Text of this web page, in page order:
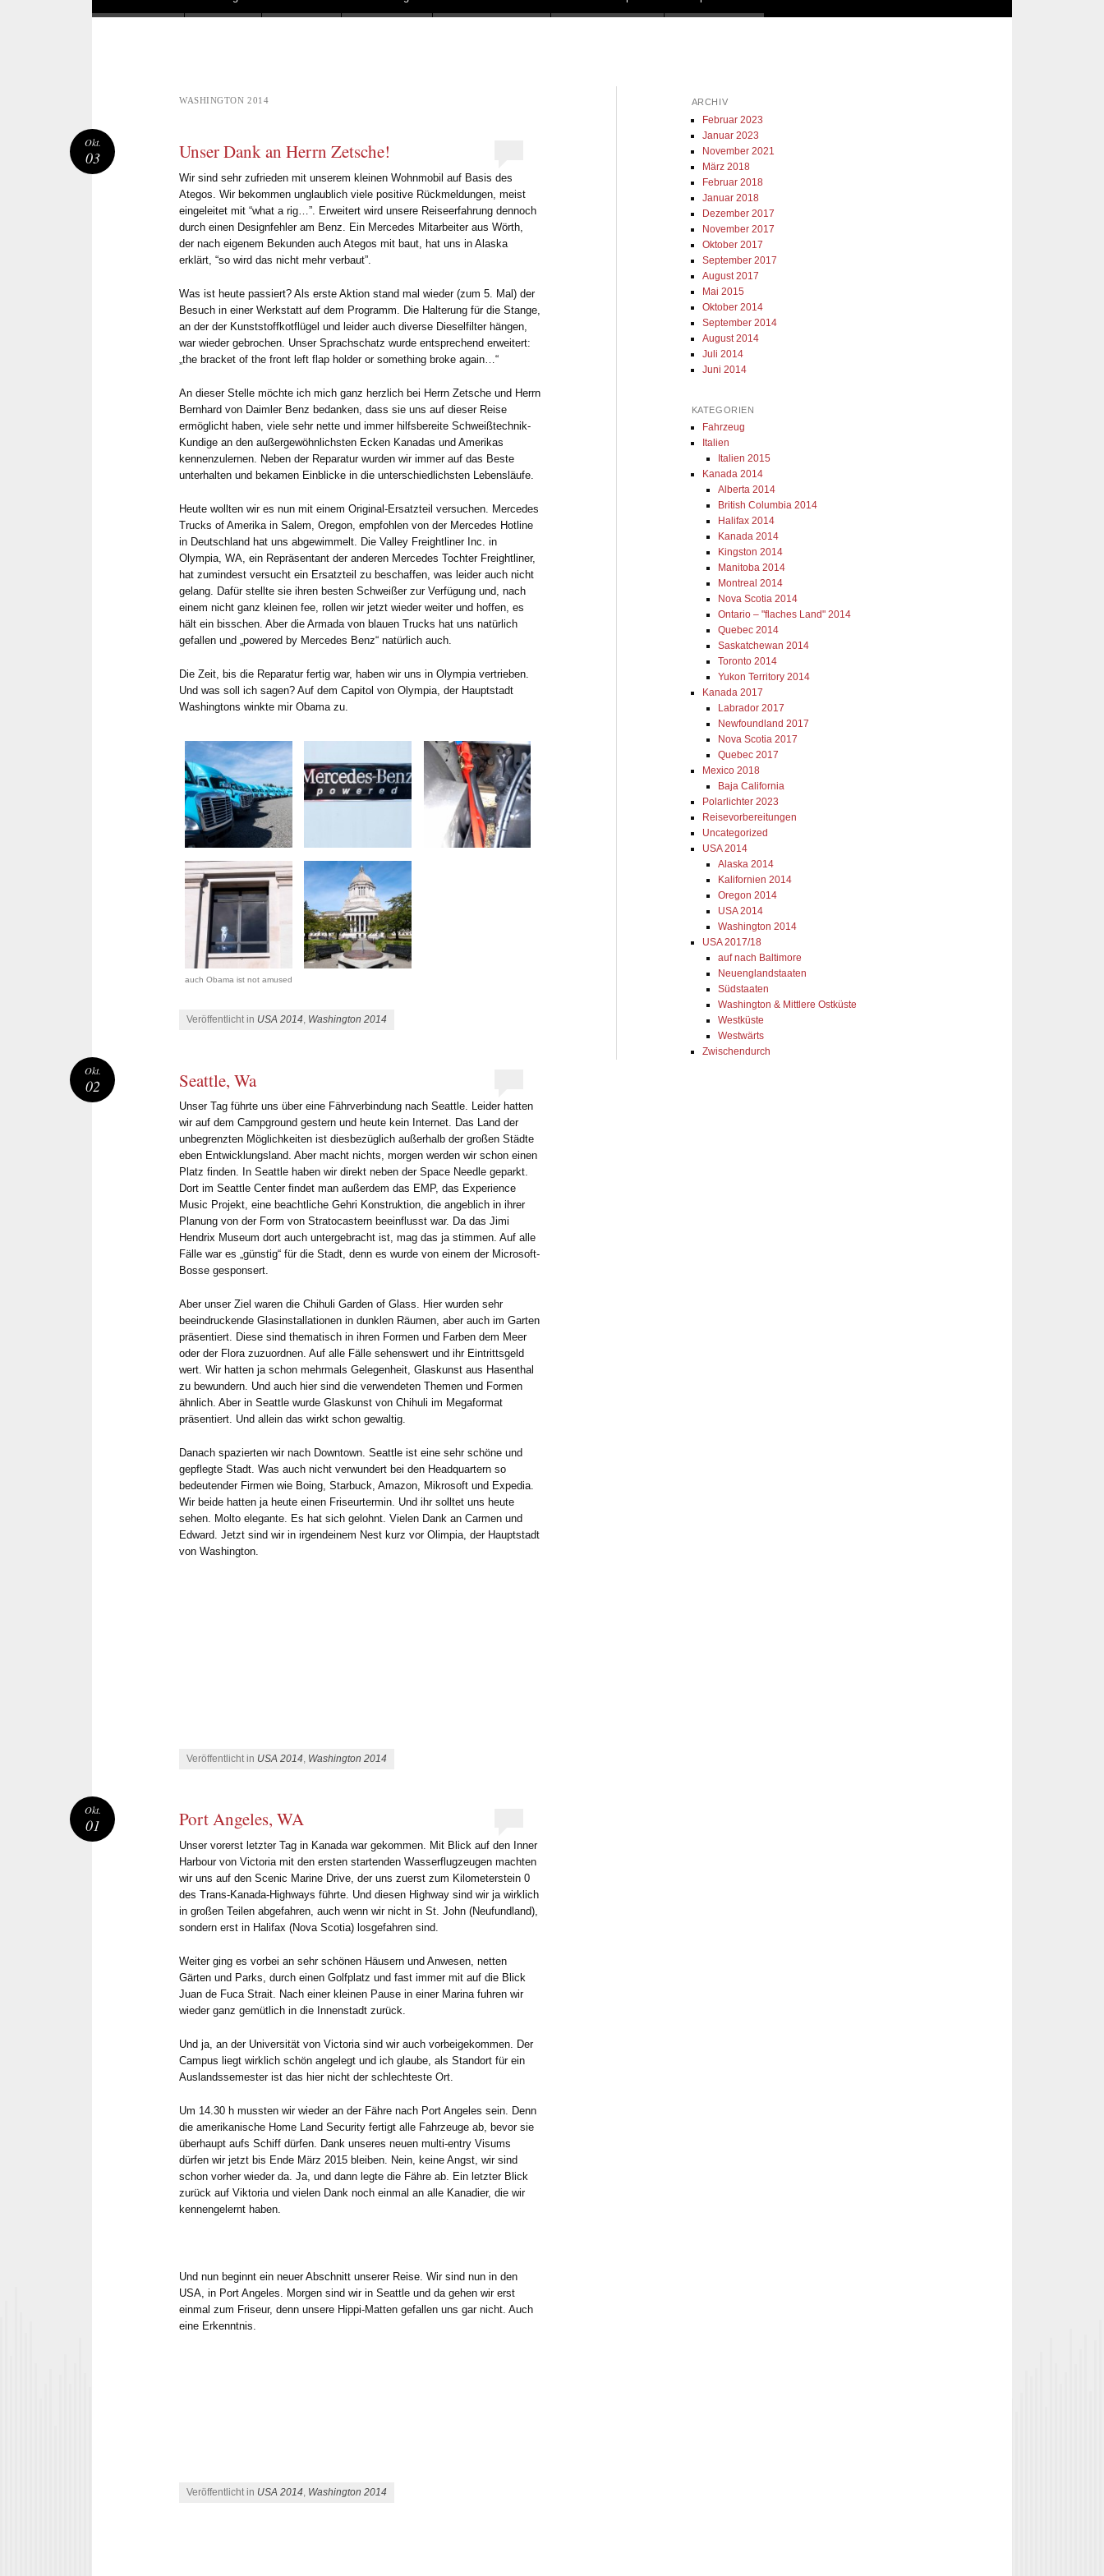
WASHINGTON 2014
Unser Dank an Herrn Zetsche!
Wir sind sehr zufrieden mit unserem kleinen Wohnmobil auf Basis des
Ategos. Wir bekommen unglaublich viele positive Rückmeldungen, meist
eingeleitet mit “what a rig…”. Erweitert wird unsere Reiseerfahrung dennoch
durch einen Designfehler am Benz. Ein Mercedes Mitarbeiter aus Wörth,
der nach eigenem Bekunden auch Ategos mit baut, hat uns in Alaska
erklärt, “so wird das nicht mehr verbaut”.
Was ist heute passiert? Als erste Aktion stand mal wieder (zum 5. Mal) der
Besuch in einer Werkstatt auf dem Programm. Die Halterung für die Stange,
an der der Kunststoffkotflügel und leider auch diverse Dieselfilter hängen,
war wieder gebrochen. Unser Sprachschatz wurde entsprechend erweitert:
„the bracket of the front left flap holder or something broke again…“
An dieser Stelle möchte ich mich ganz herzlich bei Herrn Zetsche und Herrn
Bernhard von Daimler Benz bedanken, dass sie uns auf dieser Reise
ermöglicht haben, viele sehr nette und immer hilfsbereite Schweißtechnik-
Kundige an den außergewöhnlichsten Ecken Kanadas und Amerikas
kennenzulernen. Neben der Reparatur wurden wir immer auf das Beste
unterhalten und bekamen Einblicke in die unterschiedlichsten Lebensläufe.
Heute wollten wir es nun mit einem Original-Ersatzteil versuchen. Mercedes
Trucks of Amerika in Salem, Oregon, empfohlen von der Mercedes Hotline
in Deutschland hat uns abgewimmelt. Die Valley Freightliner Inc. in
Olympia, WA, ein Repräsentant der anderen Mercedes Tochter Freightliner,
hat zumindest versucht ein Ersatzteil zu beschaffen, was leider auch nicht
gelang. Dafür stellte sie ihren besten Schweißer zur Verfügung und, nach
einem nicht ganz kleinen fee, rollen wir jetzt wieder weiter und hoffen, es
hält ein bisschen. Aber die Armada von blauen Trucks hat uns natürlich
gefallen und „powered by Mercedes Benz“ natürlich auch.
Die Zeit, bis die Reparatur fertig war, haben wir uns in Olympia vertrieben.
Und was soll ich sagen? Auf dem Capitol von Olympia, der Hauptstadt
Washingtons winkte mir Obama zu.
auch Obama ist not amused
Veröffentlicht in USA 2014, Washington 2014
Okt.
03
Seattle, Wa
Unser Tag führte uns über eine Fährverbindung nach Seattle. Leider hatten
wir auf dem Campground gestern und heute kein Internet. Das Land der
unbegrenzten Möglichkeiten ist diesbezüglich außerhalb der großen Städte
eben Entwicklungsland. Aber macht nichts, morgen werden wir schon einen
Platz finden. In Seattle haben wir direkt neben der Space Needle geparkt.
Dort im Seattle Center findet man außerdem das EMP, das Experience
Music Projekt, eine beachtliche Gehri Konstruktion, die angeblich in ihrer
Planung von der Form von Stratocastern beeinflusst war. Da das Jimi
Hendrix Museum dort auch untergebracht ist, mag das ja stimmen. Auf alle
Fälle war es „günstig“ für die Stadt, denn es wurde von einem der Microsoft-
Bosse gesponsert.
Aber unser Ziel waren die Chihuli Garden of Glass. Hier wurden sehr
beeindruckende Glasinstallationen in dunklen Räumen, aber auch im Garten
präsentiert. Diese sind thematisch in ihren Formen und Farben dem Meer
oder der Flora zuzuordnen. Auf alle Fälle sehenswert und ihr Eintrittsgeld
wert. Wir hatten ja schon mehrmals Gelegenheit, Glaskunst aus Hasenthal
zu bewundern. Und auch hier sind die verwendeten Themen und Formen
ähnlich. Aber in Seattle wurde Glaskunst von Chihuli im Megaformat
präsentiert. Und allein das wirkt schon gewaltig.
Danach spazierten wir nach Downtown. Seattle ist eine sehr schöne und
gepflegte Stadt. Was auch nicht verwundert bei den Headquartern so
bedeutender Firmen wie Boing, Starbuck, Amazon, Mikrosoft und Expedia.
Wir beide hatten ja heute einen Friseurtermin. Und ihr solltet uns heute
sehen. Molto elegante. Es hat sich gelohnt. Vielen Dank an Carmen und
Edward. Jetzt sind wir in irgendeinem Nest kurz vor Olimpia, der Hauptstadt
von Washington.
Veröffentlicht in USA 2014, Washington 2014
Okt.
02
Port Angeles, WA
Unser vorerst letzter Tag in Kanada war gekommen. Mit Blick auf den Inner
Harbour von Victoria mit den ersten startenden Wasserflugzeugen machten
wir uns auf den Scenic Marine Drive, der uns zuerst zum Kilometerstein 0
des Trans-Kanada-Highways führte. Und diesen Highway sind wir ja wirklich
in großen Teilen abgefahren, auch wenn wir nicht in St. John (Neufundland),
sondern erst in Halifax (Nova Scotia) losgefahren sind.
Weiter ging es vorbei an sehr schönen Häusern und Anwesen, netten
Gärten und Parks, durch einen Golfplatz und fast immer mit auf die Blick
Juan de Fuca Strait. Nach einer kleinen Pause in einer Marina fuhren wir
wieder ganz gemütlich in die Innenstadt zurück.
Und ja, an der Universität von Victoria sind wir auch vorbeigekommen. Der
Campus liegt wirklich schön angelegt und ich glaube, als Standort für ein
Auslandssemester ist das hier nicht der schlechteste Ort.
Um 14.30 h mussten wir wieder an der Fähre nach Port Angeles sein. Denn
die amerikanische Home Land Security fertigt alle Fahrzeuge ab, bevor sie
überhaupt aufs Schiff dürfen. Dank unseres neuen multi-entry Visums
dürfen wir jetzt bis Ende März 2015 bleiben. Nein, keine Angst, wir sind
schon vorher wieder da. Ja, und dann legte die Fähre ab. Ein letzter Blick
zurück auf Viktoria und vielen Dank noch einmal an alle Kanadier, die wir
kennengelernt haben.
Und nun beginnt ein neuer Abschnitt unserer Reise. Wir sind nun in den
USA, in Port Angeles. Morgen sind wir in Seattle und da gehen wir erst
einmal zum Friseur, denn unsere Hippi-Matten gefallen uns gar nicht. Auch
eine Erkenntnis.
Veröffentlicht in USA 2014, Washington 2014
Okt.
01
ARCHIV
Februar 2023
Januar 2023
November 2021
März 2018
Februar 2018
Januar 2018
Dezember 2017
November 2017
Oktober 2017
September 2017
August 2017
Mai 2015
Oktober 2014
September 2014
August 2014
Juli 2014
Juni 2014
KATEGORIEN
Fahrzeug
Italien
Italien 2015
Kanada 2014
Alberta 2014
British Columbia 2014
Halifax 2014
Kanada 2014
Kingston 2014
Manitoba 2014
Montreal 2014
Nova Scotia 2014
Ontario – "flaches Land" 2014
Quebec 2014
Saskatchewan 2014
Toronto 2014
Yukon Territory 2014
Kanada 2017
Labrador 2017
Newfoundland 2017
Nova Scotia 2017
Quebec 2017
Mexico 2018
Baja California
Polarlichter 2023
Reisevorbereitungen
Uncategorized
USA 2014
Alaska 2014
Kalifornien 2014
Oregon 2014
USA 2014
Washington 2014
USA 2017/18
auf nach Baltimore
Neuenglandstaaten
Südstaaten
Washington & Mittlere Ostküste
Westküste
Westwärts
Zwischendurch